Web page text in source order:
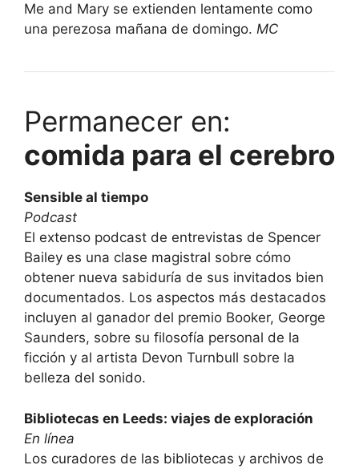
Me and Mary se extienden lentamente como
una perezosa mañana de domingo. MC
Permanecer en:
comida para el cerebro
Sensible al tiempo
Podcast
El extenso podcast de entrevistas de Spencer
Bailey es una clase magistral sobre cómo
obtener nueva sabiduría de sus invitados bien
documentados. Los aspectos más destacados
incluyen al ganador del premio Booker, George
Saunders, sobre su filosofía personal de la
ficción y al artista Devon Turnbull sobre la
belleza del sonido.
Bibliotecas en Leeds: viajes de exploración
En línea
Los curadores de las bibliotecas y archivos de